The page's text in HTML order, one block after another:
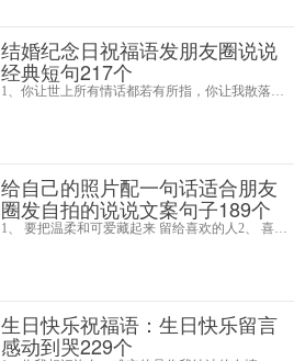
结婚纪念日祝福语发朋友圈说说
经典短句217个
给自己的照片配一句话适合朋友
圈发自拍的说说文案句子189个
生日快乐祝福语：生日快乐留言
感动到哭229个